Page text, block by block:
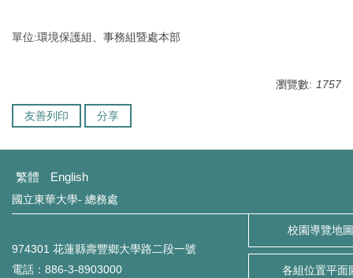
單位:環境保護組、事務組暨處本部
瀏覽數: 1757
友善列印 分享
繁體 English
國立東華大學- 總務處
974301 花蓮縣壽豐鄉大學路二段一號
電話：886-3-8903000
校園導覽地圖
各組位置平面